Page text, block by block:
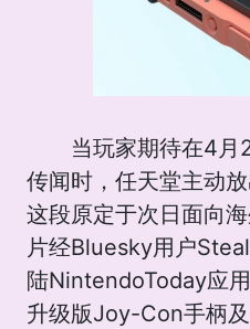
当玩家期待在4月
传闻时，任天堂主动
这段原定于次日面向
片经Bluesky用户
陆NintendoToday应用
升级版Joy-Con手柄及